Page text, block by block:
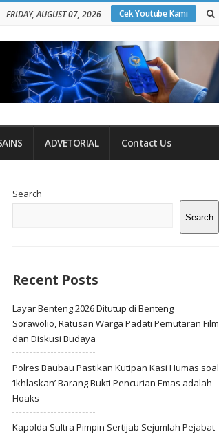
Cek Youtube Kami
FRIDAY, AUGUST 07, 2026
ADVETORIAL Contact Us
Sidebar
Search
Search
Recent Posts
Layar Benteng 2026 Ditutup di Benteng
Sorawolio, Ratusan Warga Padati Pemutaran Film
dan Diskusi Budaya
Polres Baubau Pastikan Kutipan Kasi Humas soal
‘Ikhlaskan’ Barang Bukti Pencurian Emas adalah
Hoaks
Kapolda Sultra Pimpin Sertijab Sejumlah Pejabat